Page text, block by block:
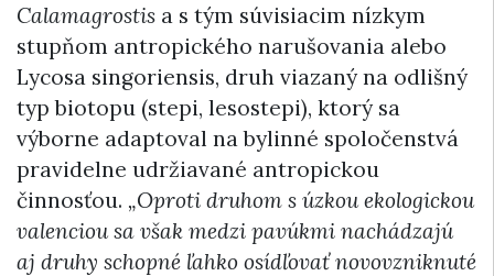
Calamagrostis a s tým súvisiacim nízkym
stupňom antropického narušovania alebo
Lycosa singoriensis, druh viazaný na odlišný
typ biotopu (stepi, lesostepi), ktorý sa
výborne adaptoval na bylinné spoločenstvá
pravidelne udržiavané antropickou
činnosťou. „Oproti druhom s úzkou ekologickou
valenciou sa však medzi pavúkmi nachádzajú
aj druhy schopné ľahko osídľovať novovzniknuté